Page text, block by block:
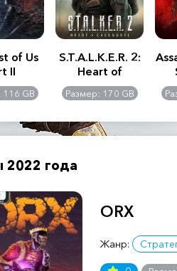
of Us
II
116 GB
S.T.A.L.K.E.R. 2:
Heart of
Chernobyl -
Ultimate Edition
Размер: 170 GB
2022 года
ORX
Жанр: